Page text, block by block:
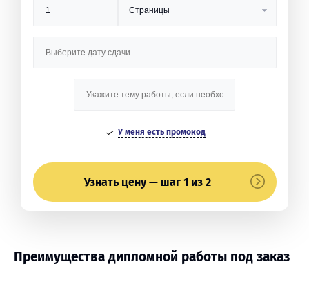
У меня есть промокод
Узнать цену — шаг 1 из 2
Преимущества дипломной работы под заказ